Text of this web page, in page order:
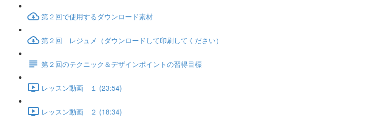
第２回で使用するダウンロード素材
第２回 レジュメ（ダウンロードして印刷してください）
第２回のテクニック＆デザインポイントの習得目標
レッスン動画 １ (23:54)
レッスン動画 ２ (18:34)